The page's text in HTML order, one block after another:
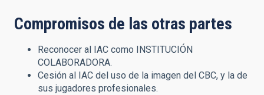
Compromisos de las otras partes
Reconocer al IAC como INSTITUCIÓN
COLABORADORA.
Cesión al IAC del uso de la imagen del CBC, y la de
sus jugadores profesionales.